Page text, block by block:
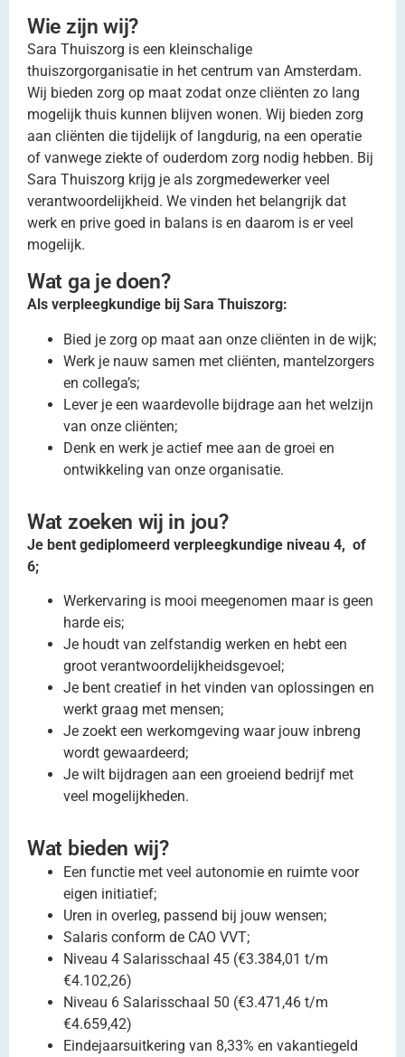
Wie zijn wij?
Sara Thuiszorg is een kleinschalige
thuiszorgorganisatie in het centrum van Amsterdam.
Wij bieden zorg op maat zodat onze cliënten zo lang
mogelijk thuis kunnen blijven wonen. Wij bieden zorg
aan cliënten die tijdelijk of langdurig, na een operatie
of vanwege ziekte of ouderdom zorg nodig hebben. Bij
Sara Thuiszorg krijg je als zorgmedewerker veel
verantwoordelijkheid. We vinden het belangrijk dat
werk en prive goed in balans is en daarom is er veel
mogelijk.
Wat ga je doen?
Als verpleegkundige bij Sara Thuiszorg:
Bied je zorg op maat aan onze cliënten in de wijk;
Werk je nauw samen met cliënten, mantelzorgers
en collega’s;
Lever je een waardevolle bijdrage aan het welzijn
van onze cliënten;
Denk en werk je actief mee aan de groei en
ontwikkeling van onze organisatie.
Wat zoeken wij in jou?
Je bent gediplomeerd verpleegkundige niveau 4, of
6;
Werkervaring is mooi meegenomen maar is geen
harde eis;
Je houdt van zelfstandig werken en hebt een
groot verantwoordelijkheidsgevoel;
Je bent creatief in het vinden van oplossingen en
werkt graag met mensen;
Je zoekt een werkomgeving waar jouw inbreng
wordt gewaardeerd;
Je wilt bijdragen aan een groeiend bedrijf met
veel mogelijkheden.
Wat bieden wij?
Een functie met veel autonomie en ruimte voor
eigen initiatief;
Uren in overleg, passend bij jouw wensen;
Salaris conform de CAO VVT;
Niveau 4 Salarisschaal 45 (€3.384,01 t/m
€4.102,26)
Niveau 6 Salarisschaal 50 (€3.471,46 t/m
€4.659,42)
Eindejaarsuitkering van 8,33% en vakantiegeld